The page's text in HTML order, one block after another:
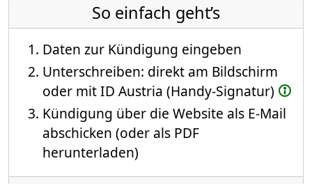
So einfach geht’s
Daten zur Kündigung eingeben
Unterschreiben: direkt am Bildschirm
oder mit ID Austria (Handy-Signatur)
Kündigung über die Website als E-Mail
abschicken (oder als PDF
herunterladen)